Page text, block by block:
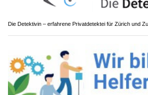
Die Detektivin – erfahrene Privatdetektei für Zürich und